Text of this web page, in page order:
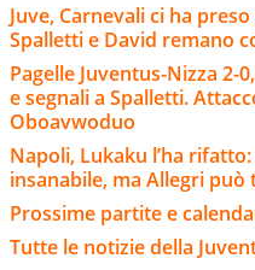
Juve, Carnevali ci ha
Spalletti e David remano
Pagelle Juventus-Nizza 2-
e segnali a Spalletti.
Oboavwoduo
Napoli, Lukaku l’ha
insanabile, ma Allegri
Prossime partite e
Tutte le notizie della